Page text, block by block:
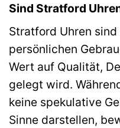
Sind Stratford
Stratford Uhren
persönlichen
Wert auf Qualität,
gelegt wird.
keine spekulative
Sinne darstellen,